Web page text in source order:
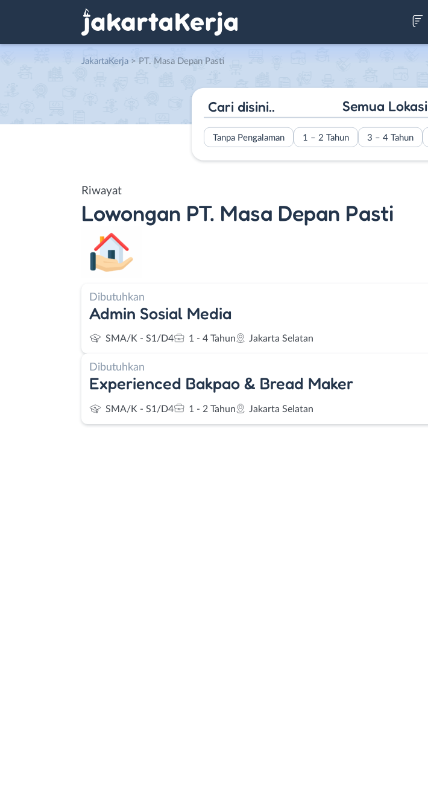
JakartaKerja > PT. Masa Depan Pasti
Semua Lokasi
Tanpa Pengalaman 1 – 2 Tahun 3 – 4 Tahun
Riwayat
Lowongan PT. Masa Depan Pasti
Dibutuhkan
Admin Sosial Media
SMA/K - S1/D4 1 - 4 Tahun Jakarta Selatan
Dibutuhkan
Experienced Bakpao & Bread Maker
SMA/K - S1/D4 1 - 2 Tahun Jakarta Selatan